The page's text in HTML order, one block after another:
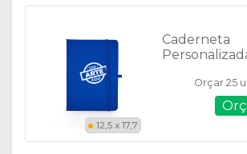
12,5 x 17,7
Caderneta
Pauta 05067
Orçar 25